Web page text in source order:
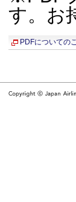
す。お
PDFについての